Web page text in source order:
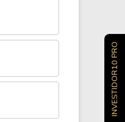
INVESTIDOR10 PRO